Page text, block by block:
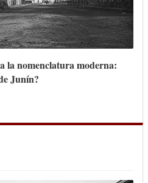
la nomenclatura moderna:
Junín?